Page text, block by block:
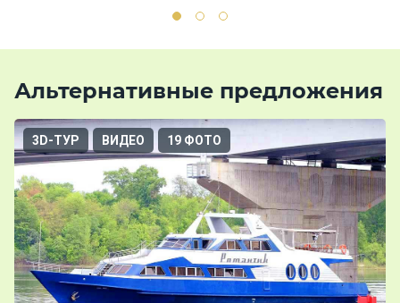
Альтернативные предложения
3D-ТУР ВИДЕО 19 ФОТО